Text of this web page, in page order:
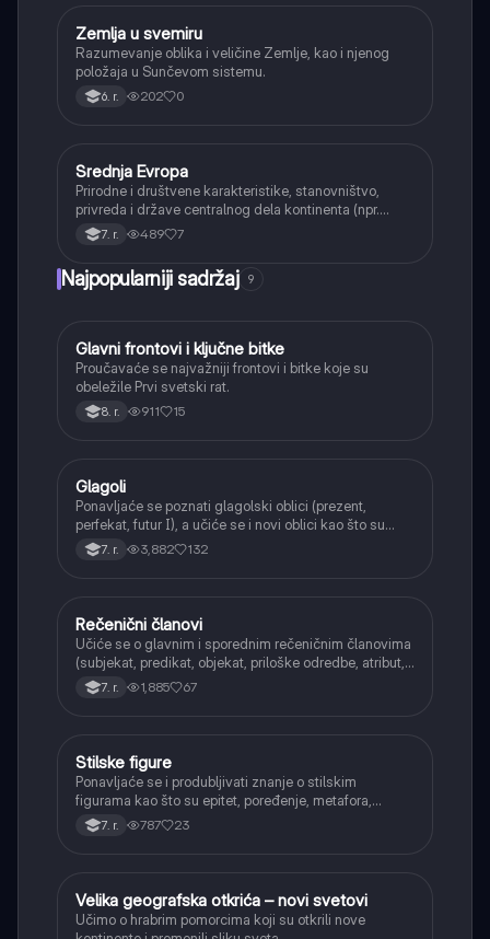
Geografija
Zemlja u svemiru
Razumevanje oblika i veličine Zemlje, kao i njenog
položaja u Sunčevom sistemu.
6. r. 202 0
Geografija
Srednja Evropa
Prirodne i društvene karakteristike, stanovništvo,
privreda i države centralnog dela kontinenta (npr.
Poljska, Češka, Austrija).
7. r. 489 7
Najpopularniji sadržaj 9
Istorija
Glavni frontovi i ključne bitke
Proučavaće se najvažniji frontovi i bitke koje su
obeležile Prvi svetski rat.
8. r. 911 15
Srpski jezik
Glagoli
Ponavljaće se poznati glagolski oblici (prezent,
perfekat, futur I), a učiće se i novi oblici kao što su
aorist, imperfekat, pluskvamperfekat, futur II, kao i
glagolski prilozi i pridevi.
7. r. 3,882 132
Srpski jezik
Rečenični članovi
Učiće se o glavnim i sporednim rečeničnim članovima
(subjekat, predikat, objekat, priloške odredbe, atribut,
apozicija) i njihovoj funkciji.
7. r. 1,885 67
Srpski jezik
Stilske figure
Ponavljaće se i produbljivati znanje o stilskim
figurama kao što su epitet, poređenje, metafora,
personifikacija, hiperbola, onomatopeja, aliteracija i
asonanca, razumevajući njihovu ulogu u tekstu.
7. r. 787 23
Istorija
Velika geografska otkrića – novi svetovi
Učimo o hrabrim pomorcima koji su otkrili nove